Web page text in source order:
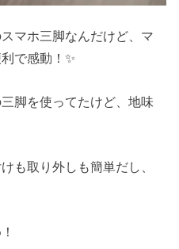
マホ三脚なんだけど、マ
で感動！✨
脚を使ってたけど、地味
も取り外しも簡単だし、